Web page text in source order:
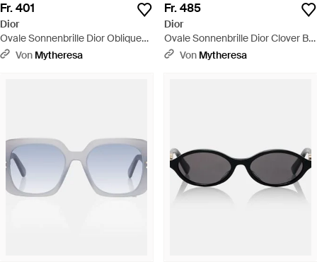
Fr. 401
Dior
Ovale Sonnenbrille Dior Oblique
B1I - Blau
Von Mytheresa
Fr. 485
Dior
Ovale Sonnenbrille Dior Clover B1I
- Braun
Von Mytheresa